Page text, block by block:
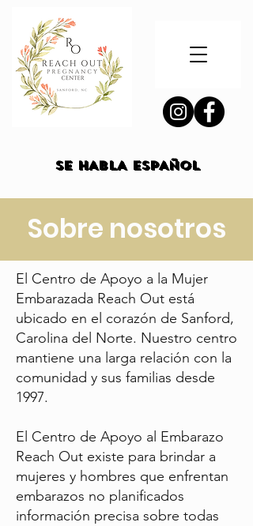
SE HABLA ESPAÑOL
SE HABLA ESPAÑOL
Sobre nosotros
El Centro de Apoyo a la Mujer
Embarazada Reach Out está
ubicado en el corazón de Sanford,
Carolina del Norte. Nuestro centro
mantiene una larga relación con la
comunidad y sus familias desde
1997.
El Centro de Apoyo al Embarazo
Reach Out existe para brindar a
mujeres y hombres que enfrentan
embarazos no planificados
información precisa sobre todas